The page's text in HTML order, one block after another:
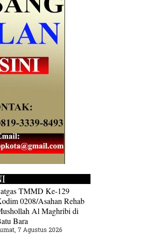
TMMD Ke-129
0208/Asahan Rehab
Al Maghribi di
Bara
7 Agustus 2026